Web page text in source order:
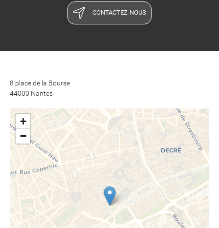
CONTACTEZ-NOUS
8 place de la Bourse
44000 Nantes
+
−